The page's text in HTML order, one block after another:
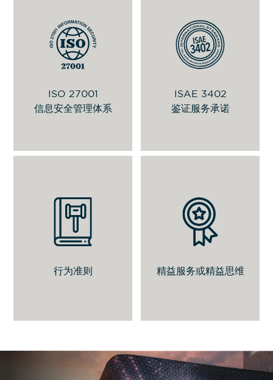
ISO 27001
信息安全管理体系
用于管理信息安全的标准。信息是我们
最重要的资产，因此我们实施各种控制
措施以确保其保密性、可用性和完整
性。
信息安全政策
ISAE 3402
鉴证服务承诺
为了持续改进并提供高品质的服务，我
们根据 SSAE 16 标准（SOC 1的类型
2）进行了审计，以确保我们符合 ISAE
3402 标准的控制要求。
申请报告
行为准则
行为准则 精益服务或精益思维
这些软体服务与工具可减少申请流程时
间，借以提升对客户的服务水平。